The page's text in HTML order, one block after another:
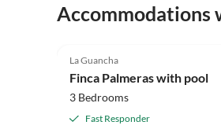
Accommodations
La Guancha
Finca Palmeras with pool
3 Bedrooms
Fast Responder